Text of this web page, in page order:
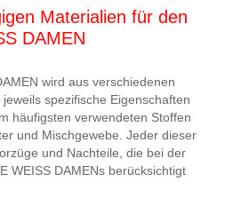
Materialien für den
DAMEN
wird aus verschiedenen
spezifische Eigenschaften
häufigsten verwendeten Stoffen
und Mischgewebe. Jeder dieser
und Nachteile, die bei der
WEISS DAMENs berücksichtigt